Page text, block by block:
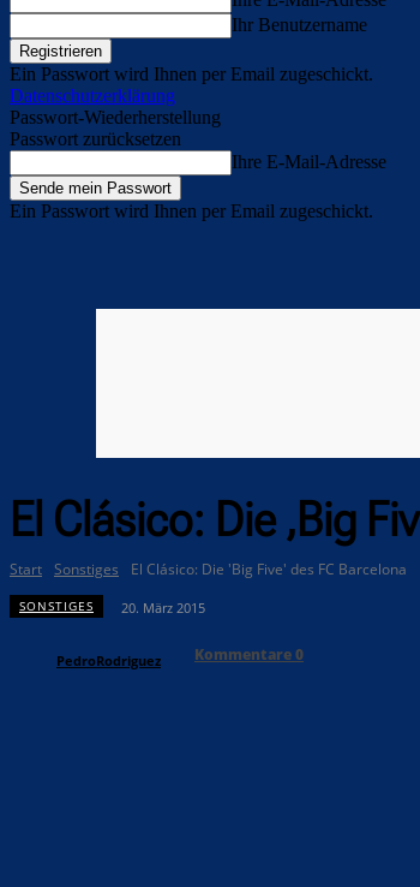
Ihr Benutzername
Ein Passwort wird Ihnen per Email zugeschickt.
Datenschutzerklärung
Passwort-Wiederherstellung
Passwort zurücksetzen
Ihre E-Mail-Adresse
Ein Passwort wird Ihnen per Email zugeschickt.
El Clásico: Die ‚Big
Start Sonstiges El Clásico: Die 'Big Five' des FC Barcelona
SONSTIGES 20. März 2015
PedroRodriguez Kommentare0